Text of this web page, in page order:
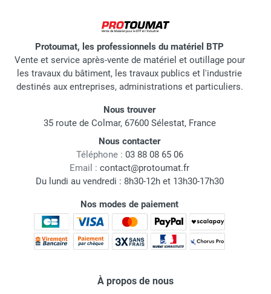
Protoumat, les professionnels du matériel BTP
Vente et service après-vente de matériel et outillage pour
les travaux du bâtiment, les travaux publics et l'industrie
destinés aux entreprises, administrations et particuliers.
Nous trouver
35 route de Colmar, 67600 Sélestat, France
Nous contacter
Téléphone : 03 88 08 65 06
Email : contact@protoumat.fr
Du lundi au vendredi : 8h30-12h et 13h30-17h30
Nos modes de paiement
À propos de nous